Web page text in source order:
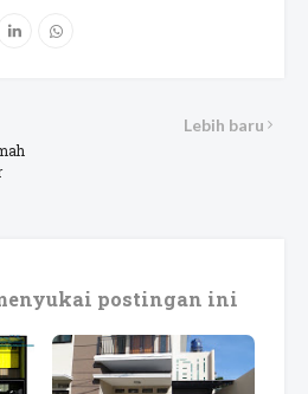
Lebih baru
postingan ini